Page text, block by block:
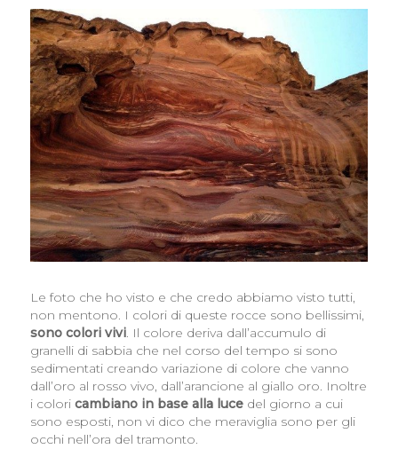
Le foto che ho visto e che credo abbiamo visto tutti,
non mentono. I colori di queste rocce sono bellissimi,
sono colori vivi. Il colore deriva dall’accumulo di
granelli di sabbia che nel corso del tempo si sono
sedimentati creando variazione di colore che vanno
dall’oro al rosso vivo, dall’arancione al giallo oro. Inoltre
i colori cambiano in base alla lucedel giorno a cui
sono esposti, non vi dico che meraviglia sono per gli
occhi nell’ora del tramonto.